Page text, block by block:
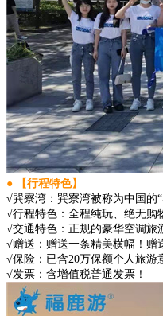
● 【行程特色】
√巽寮湾：巽寮湾被称为中国的
√行程特色：全程纯玩、绝无购
√交通特色：正规的豪华空调旅
√赠送：赠送一条精美横幅！赠
√保险：已含20万保额个人旅游
√发票：含增值税普通发票！